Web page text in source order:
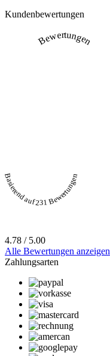
Kundenbewertungen
Bewertungen
Basierend auf 231 Bewertungen
4.78 / 5.00
Alle Bewertungen anzeigen
Zahlungsarten